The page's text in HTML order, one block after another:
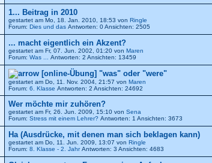
1... Beitrag in 2010
gestartet am Mo, 18. Jan. 2010, 18:53 von Ringle
Forum: Dies und das Antworten: 0 Ansichten: 2505
... macht eigentlich ein Akzent?
gestartet am Fr, 07. Jun. 2002, 01:20 von Maren
Forum: Was ... Antworten: 2 Ansichten: 13459
[online-Übung] "was" oder "were"
gestartet am Do, 11. Nov. 2004, 21:57 von Maren
Forum: 6. Klasse Antworten: 2 Ansichten: 24692
Wer möchte mir zuhören?
gestartet am Fr, 26. Jun. 2009, 15:10 von Sena
Forum: Stress mit einem Lehrer? Antworten: 1 Ansichten: 3673
Ha (Ausdrücke, mit denen man sich beklagen kann)
gestartet am Do, 11. Jun. 2009, 13:07 von Ringle
Forum: 8. Klasse - 2. JahrAntworten: 3 Ansichten: 4683